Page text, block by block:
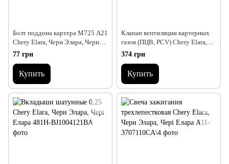
Болт поддона картера М725 А21
Chery Elara, Чери Элара, Чери
Елара, Чері Елара
77 грн
Купить
Клапан вентиляции картерных
газов (ПЦВ, PCV) Chery Elara,
Чери Элара, Чері Елара
374 грн
Купить